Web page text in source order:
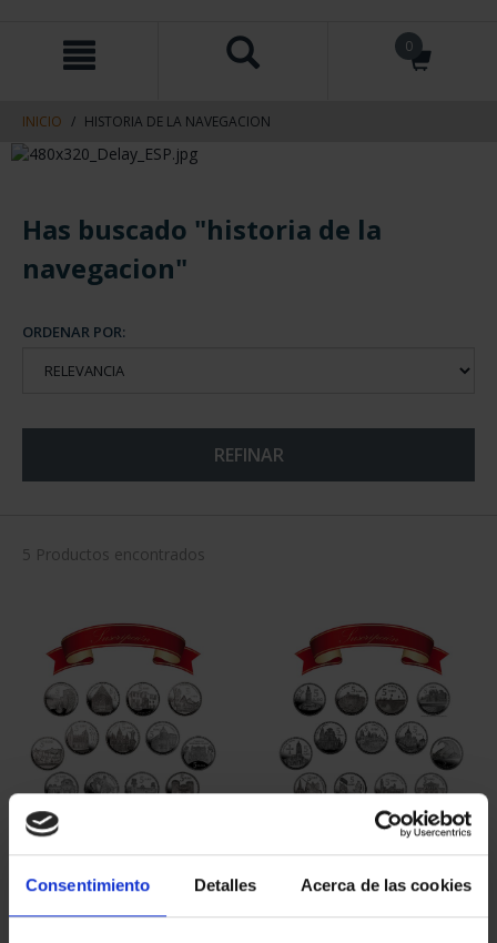
Consentimiento Detalles Acerca de las cookies
contenido
navegacin
0
INICIO HISTORIA DE LA NAVEGACION
Has buscado "historia de la
navegacion"
ORDENAR POR:
REFINAR
5 Productos encontrados
PROVINCIA 1
949,00 €
SUSCRIPCIÓN
PROVINCIA 2
949,00 €